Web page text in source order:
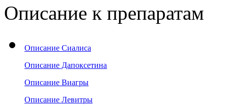
Описание к препаратам
Описание Сиалиса
Описание Дапоксетина
Описание Виагры
Описание Левитры